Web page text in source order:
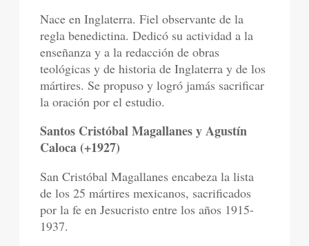
Nace en Inglaterra. Fiel observante de la
regla benedictina. Dedicó su actividad a la
enseñanza y a la redacción de obras
teológicas y de historia de Inglaterra y de los
mártires. Se propuso y logró jamás sacrificar
la oración por el estudio.
Santos Cristóbal Magallanes y Agustín
Caloca (+1927)
San Cristóbal Magallanes encabeza la lista
de los 25 mártires mexicanos, sacrificados
por la fe en Jesucristo entre los años 1915-
1937.